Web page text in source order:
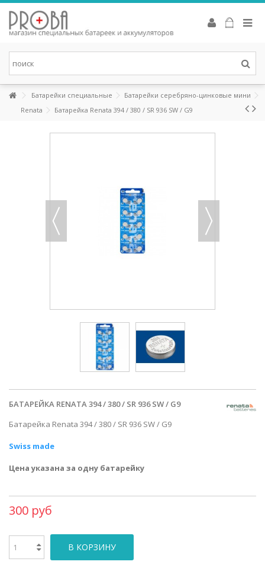
Аккумуляторы Eneloop
Это новые аккумуляторы, которые сочетают в себе удобство
зарядка аккумуляторов производится от солнечных батарей в
соответствии с системой «зеленых» сертификатов (Green Power
Certifi cation System).
СМОТРЕТЬ
процессом производства, в том числе: не содержат ртути и
упакованы в переработанные упаковки.
Батарейки специальные
Батарейки серебряно-цинковые мини
Renata
Батарейка Renata 394 / 380 / SR 936 SW / G9
БАТАРЕЙКА RENATA 394 / 380 / SR 936 SW / G9
Батарейка Renata 394 / 380 / SR 936 SW / G9
Swiss made
Цена указана за одну батарейку
300 руб
В КОРЗИНУ